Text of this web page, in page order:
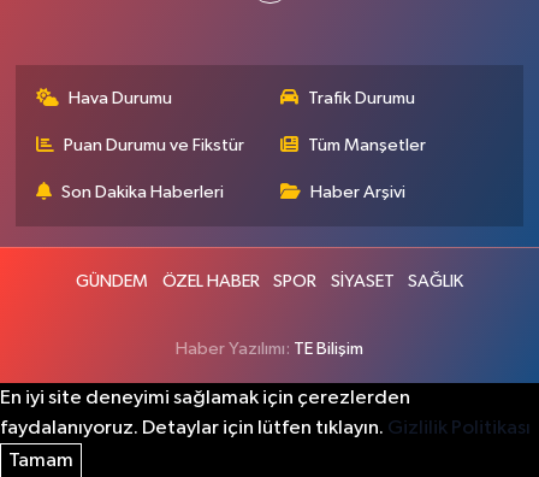
Hava Durumu Trafik Durumu
Puan Durumu ve Fikstür Tüm Manşetler
Son Dakika Haberleri Haber Arşivi
GÜNDEM ÖZEL HABER SPOR SİYASET SAĞLIK
Haber Yazılımı: TE Bilişim
En iyi site deneyimi sağlamak için çerezlerden
faydalanıyoruz. Detaylar için lütfen tıklayın. Gizlilik Politikası
Tamam